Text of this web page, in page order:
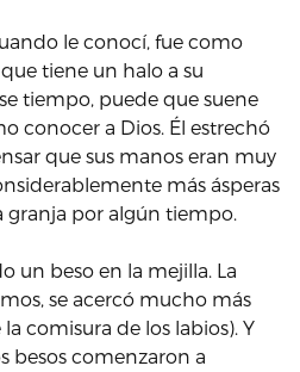
le conocí, fue como
tiene un halo a su
tiempo, puede que suene
conocer a Dios. Él estrechó
que sus manos eran muy
más ásperas
granja por algún tiempo.
un beso en la mejilla. La
se acercó mucho más
comisura de los labios). Y
besos comenzaron a